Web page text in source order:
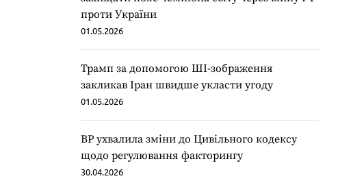
проти України
01.05.2026
Трамп за допомогою ШІ-зображення
закликав Іран швидше укласти угоду
01.05.2026
ВР ухвалила зміни до Цивільного кодексу
щодо регулювання факторингу
30.04.2026